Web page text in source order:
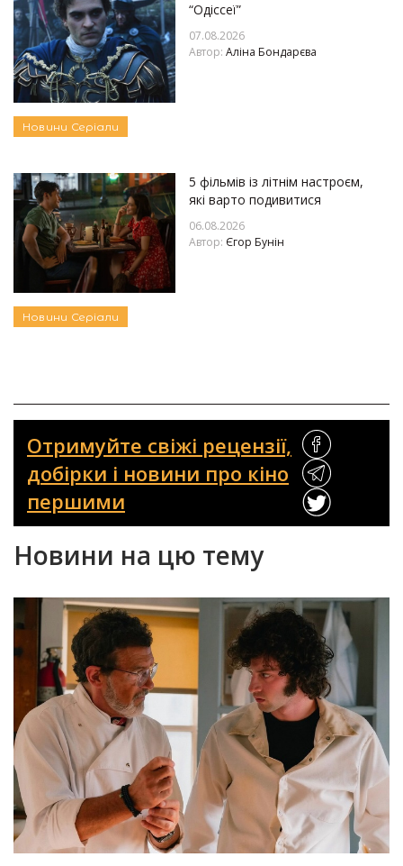
“Одіссеї”
07.08.2026
Автор: Аліна Бондарєва
Новини Серіали
5 фільмів із літнім настроєм,
які варто подивитися
06.08.2026
Автор: Єгор Бунін
Новини Серіали
Отримуйте свіжі рецензії,
добірки і новини про кіно
першими
Новини на цю тему